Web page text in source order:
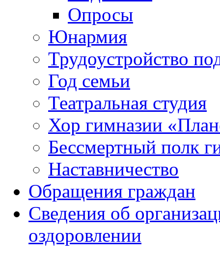
Опросы
Юнармия
Трудоустройство
Год семьи
Театральная студия
Хор гимназии
Бессмертный полк
Наставничество
Обращения граждан
Сведения об
оздоровлении